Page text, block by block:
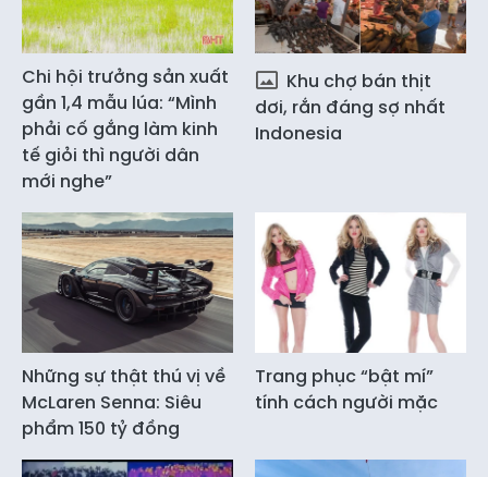
Chi hội trưởng sản xuất
gần 1,4 mẫu lúa: “Mình
phải cố gắng làm kinh
tế giỏi thì người dân
mới nghe”
Khu chợ bán thịt
dơi, rắn đáng sợ nhất
Indonesia
Những sự thật thú vị về
McLaren Senna: Siêu
phẩm 150 tỷ đồng
Trang phục “bật mí”
tính cách người mặc